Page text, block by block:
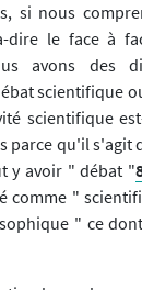
si nous
dire le face à
avons des
scientifique
scientifique
parce qu'il
y avoir " débat "
comme "
" ce